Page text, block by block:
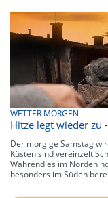
WETTER MORGEN
Hitze legt wieder zu
Der morgige Samstag
Küsten sind vereinzelt
Während es im Norden
besonders im Süden